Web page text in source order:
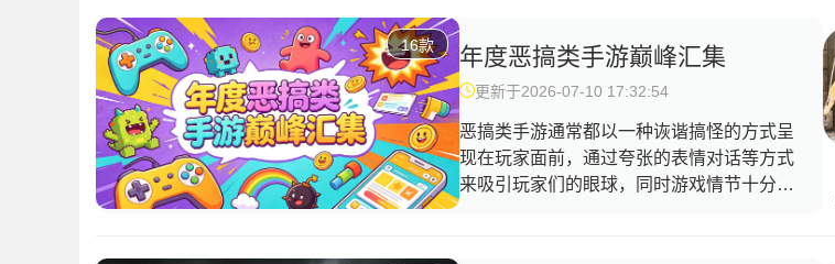
16款 年度恶搞类手游巅峰汇集
更新于2026-07-10 17:32:54
恶搞类手游通常都以一种诙谐搞怪的方式呈
现在玩家面前，通过夸张的表情对话等方式
来吸引玩家们的眼球，同时游戏情节十分有